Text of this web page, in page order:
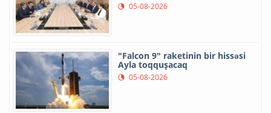
05-08-2026
"Falcon 9" raketinin bir hissəsi
Ayla toqquşacaq
05-08-2026